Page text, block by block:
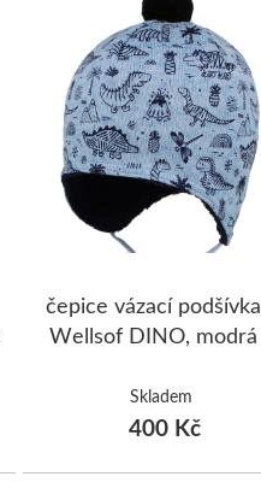
čepice vázací podšívka
Wellsof DINO, modrá
Skladem
400 Kč